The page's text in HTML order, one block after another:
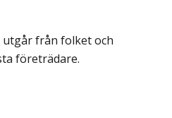
utgår från folket och
företrädare.